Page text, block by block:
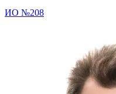
ИО №208